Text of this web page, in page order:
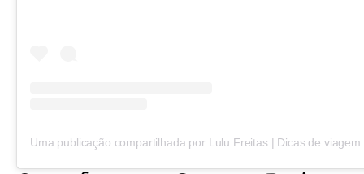
Uma publicação compartilhada por Lulu Freitas | Dicas de viagem